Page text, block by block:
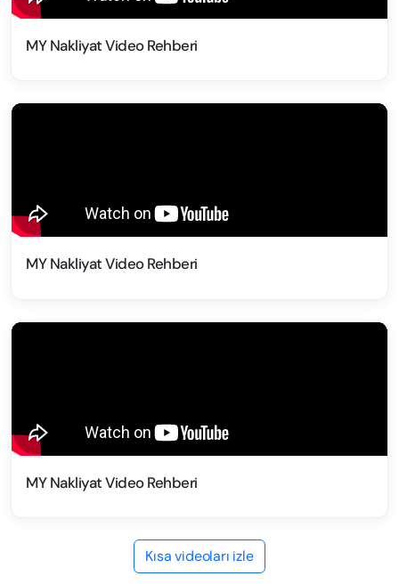
MY Nakliyat Video Rehberi
MY Nakliyat Video Rehberi
MY Nakliyat Video Rehberi
Kısa videoları izle